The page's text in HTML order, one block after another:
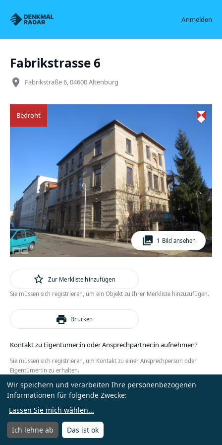
Denkmalradar Anmelden
Menü öffnen
Fabrikstrasse 6
place Fabrikstraße 6, 04600 Altenburg
photo_library 1 Bild ansehen
Bedroht
star_outline Zur Merkliste hinzufügen
Sie müssen sich registrieren, um ein Objekt zu Ihrer Merkliste hinzuzufügen.
print Drucken
Kontakt zu Eigentümer:in oder Ansprechpartner:in aufnehmen?
Sie müssen sich registrieren, um Kontakt zu einer Ansprechperson oder
Eigentümer:in zu erhalten.
Anmelden oder Kostenlos registrieren
Wir speichern und verarbeiten Ihre personenbezogenen
Informationen für folgende Zwecke:
Lassen Sie mich wählen...
Ich lehne ab Das ist ok